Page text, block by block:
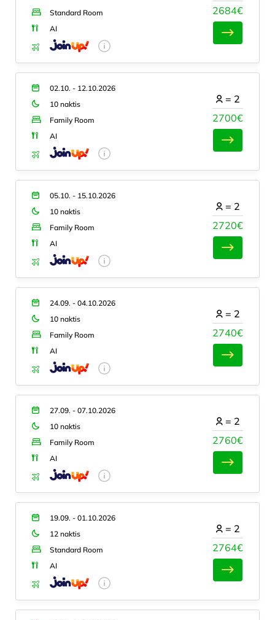
Standard Room
AI
2684€
02.10. - 12.10.2026
10 naktis
Family Room
AI
2700€
= 2
05.10. - 15.10.2026
10 naktis
Family Room
AI
2720€
= 2
24.09. - 04.10.2026
10 naktis
Family Room
AI
2740€
= 2
27.09. - 07.10.2026
10 naktis
Family Room
AI
2760€
= 2
19.09. - 01.10.2026
12 naktis
Standard Room
AI
2764€
= 2